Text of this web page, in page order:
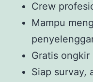
Crew
Mampu
Gratis ongkir
Siap survay,